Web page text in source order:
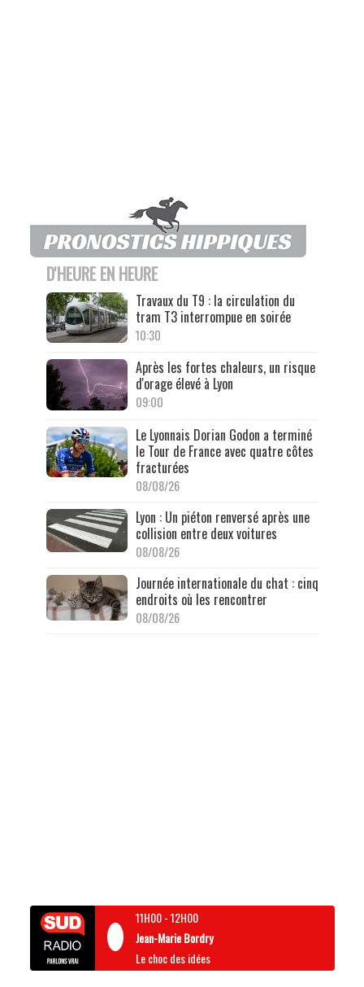
D'HEURE EN HEURE
Travaux du T9 : la circulation du
tram T3 interrompue en soirée
10:30
Après les fortes chaleurs, un risque
d'orage élevé à Lyon
09:00
Le Lyonnais Dorian Godon a terminé
le Tour de France avec quatre côtes
fracturées
08/08/26
Lyon : Un piéton renversé après une
collision entre deux voitures
08/08/26
Journée internationale du chat : cinq
endroits où les rencontrer
08/08/26
11H00-12H00
Jean-Marie Bordry
Le choc des idées